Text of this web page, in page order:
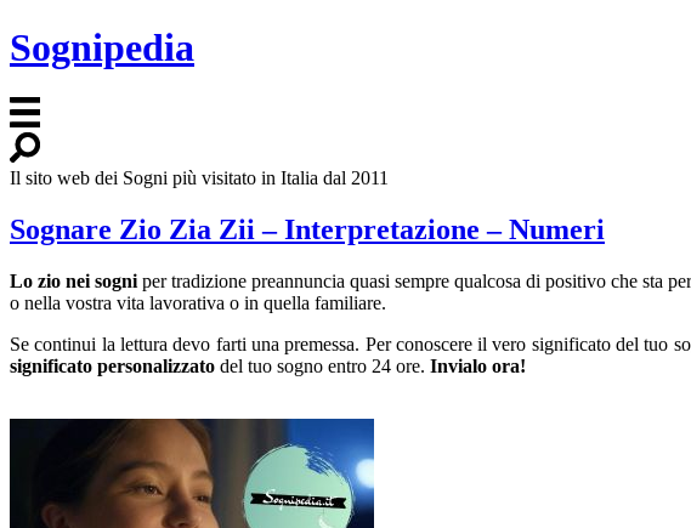
Sognipedia
Il sito web dei Sogni più visitato in Italia dal 2011
Sognare Zio Zia Zii – Interpretazione – Numeri
Lo zio nei sogni per tradizione preannuncia quasi sempre qualcosa di positivo che sta
o nella vostra vita lavorativa o in quella familiare.
Se continui la lettura devo farti una premessa. Per conoscere il vero significato del tuo
significato personalizzato del tuo sogno entro 24 ore. Invialo ora!